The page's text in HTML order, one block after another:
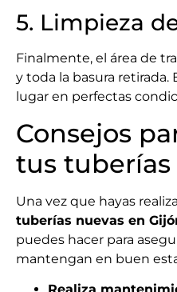
5. Limpieza
Finalmente, el área de
y toda la basura retirada.
lugar en perfectas
Consejos
tus tuberías
Una vez que hayas
tuberías nuevas en
puedes hacer para
mantengan en buen